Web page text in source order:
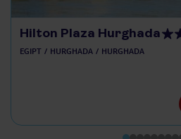
Hilton Plaza Hurghada
EGIPT HURGHADA HURGHADA